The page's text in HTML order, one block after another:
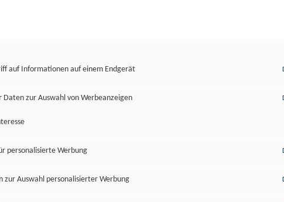
auf Informationen auf einem Endgerät
zur Auswahl von Werbeanzeigen
personalisierte Werbung
zur Auswahl personalisierter Werbung